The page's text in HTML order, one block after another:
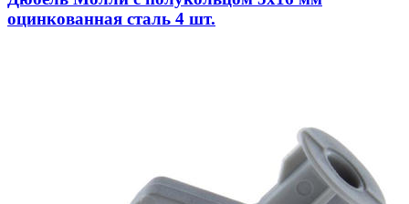
оцинкованная сталь 4 шт.